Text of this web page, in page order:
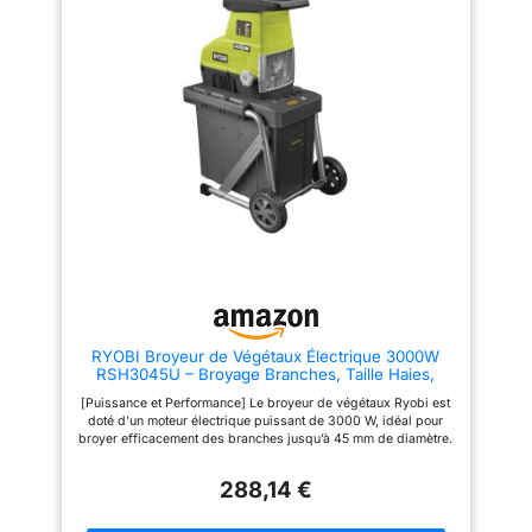
tranchantes, qui sont placées
dans un volant inertie. Ces
résidus sont donc très utiles
pour le paillage, car il ne se
décompose que très lentement.
UTILISATION SIMPLE : La
trémie assure un remplissage
facile et un travail sans stress.
Grâce aux roues et sa
construction légère de
Il s'agit ainsi surtout d'herbes,
des arbustes. Vous pouvez
ainsi en recouvrir vos plantes et
AVANTAGE : Dans des
conditions normales
d'utilisation, ce broyeur
temps vos branches jusqu'à 45
mm de diamètre grâce à sa
Efficace, silencieux et sécurisé :
le broyage des branches
disjoncteur thermique qui évite
la surchauffe. Couteaux affûtés
des 2 côtés (donc réversibles)
pour une durée d'utilisation 2
fois supérieure Contenu du
120kg/h. Le poids est de 13,4kg
de bricolage et de jardinage :
nos outils sont conçus pour
nos outils et batteries sont
garantis 2 ans et, si le
consommateur enregistre le
RYOBI Broyeur de Végétaux Électrique 3000W
RSH3045U – Broyage Branches, Taille Haies,
Coupe 45 mm
[Puissance et Performance] Le broyeur de végétaux Ryobi est
doté d’un moteur électrique puissant de 3000 W, idéal pour
broyer efficacement des branches jusqu’à 45 mm de diamètre.
jardinage intensifs. Malgré sa grande puissance, l’appareil est
Automatique des Branches] L’appareil est équipé d’un système
288,14 €